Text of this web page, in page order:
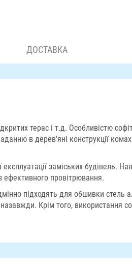
ДОСТАВКА
терас і т.д. Особливістю
в дерев'яні конструкції
заміських будівель.
ефективного провітрювання.
підходять для обшивки стель
Крім того, використання